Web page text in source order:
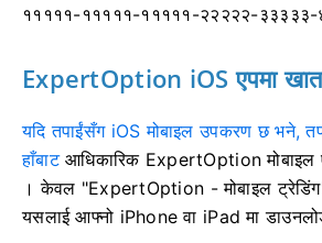
१११११-१११११-१११११-२२२२२-३३३३३-
ExpertOption iOS एपमा
यदि तपाईंसँग iOS मोबाइल उपकरण छ भने,
हाँबाटआधिकारिक ExpertOption मोबाइल
। केवल "ExpertOption - मोबाइल
यसलाई आफ्नो iPhone वा iPad मा